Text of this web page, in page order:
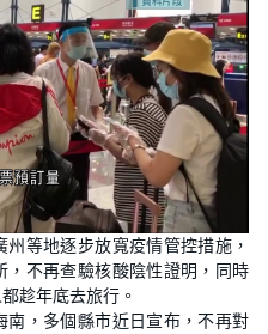
州等地逐步放寬疫情管控措施，
，不再查驗核酸陰性證明，同時
趁年底去旅行。
南，多個縣市近日宣布，不再對